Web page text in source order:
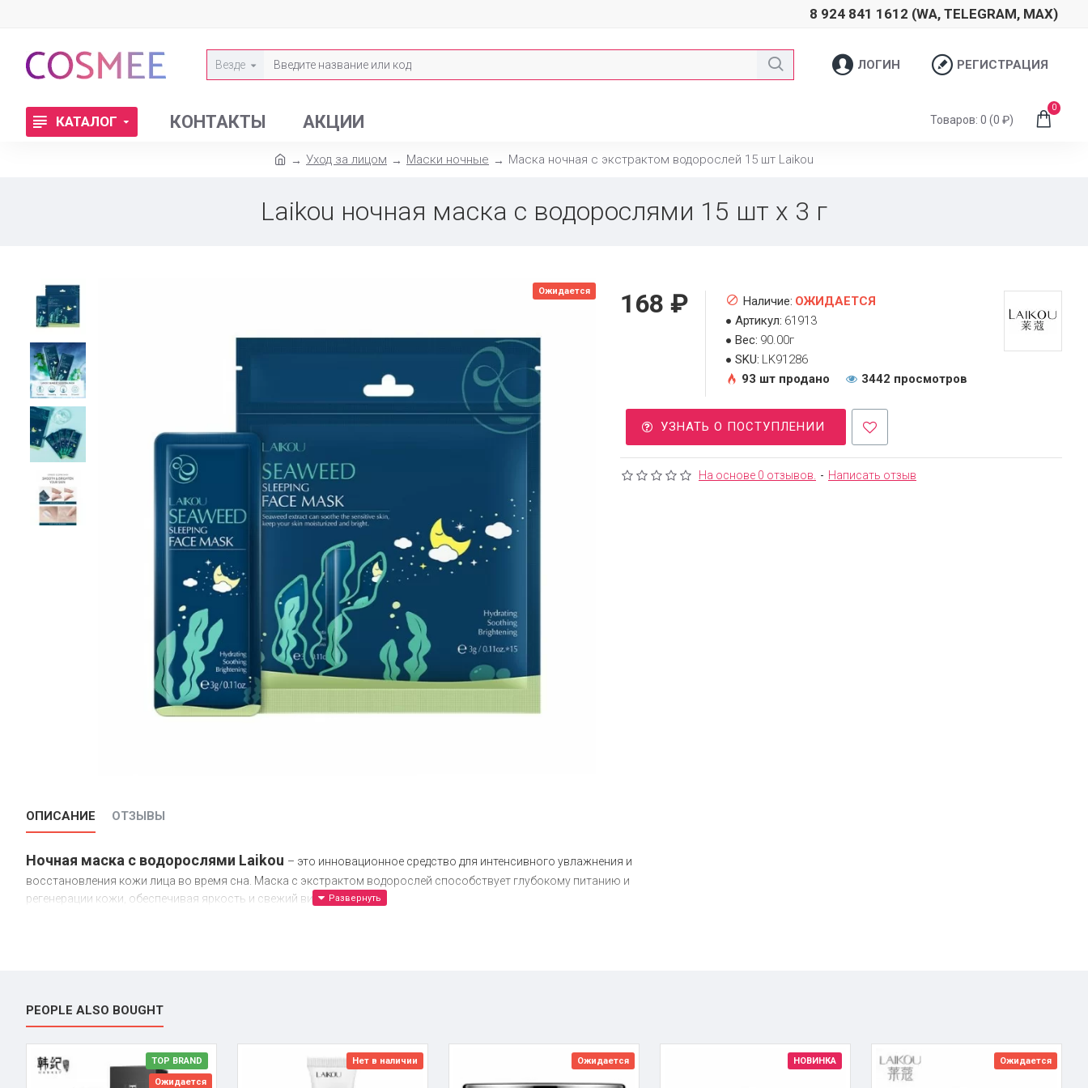
8 924 841 1612 (WA, TELEGRAM, MAX)
Везде ЛОГИН РЕГИСТРАЦИЯ
КАТАЛОГ КОНТАКТЫ АКЦИИ Товаров: 0 (0 ₽)
0
Уход за лицом Маски ночные Маска ночная с экстрактом водорослей 15 шт Laikou
Laikou ночная маска с водорослями 15 шт х 3 г
Ожидается
На основе 0 отзывов. - Написать отзыв
168 ₽ Наличие: ОЖИДАЕТСЯ
Артикул: 61913
Вес: 90.00г
SKU: LK91286
93 шт продано
3442 просмотров
УЗНАТЬ О ПОСТУПЛЕНИИ
ОПИСАНИЕ ОТЗЫВЫ
Ночная маска с водорослями Laikou – это инновационное средство для интенсивного увлажнения и
восстановления кожи лица во время сна. Маска с экстрактом водорослей способствует глубокому питанию и
регенерации кожи, обеспечивая яркость и свежий вид на утро.
Витамин E
Экстракт алоэ вера
PEOPLE ALSO BOUGHT
TOP BRAND
Ожидается
Нет в наличии Ожидается НОВИНКА Ожидается